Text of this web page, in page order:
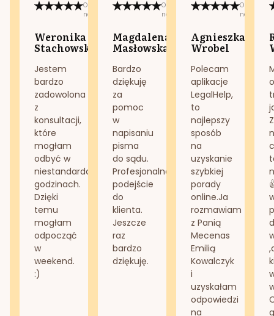
Opublikowano
na:
Weronika
Stachowska
Jestem
bardzo
zadowolona
z
konsultacji,
które
mogłam
odbyć w
niestandardowych
godzinach.
Dzięki
temu
mogłam
odpocząć
w
weekend.
:)
Opublikowano
na:
Magdalena
Masłowska
Bardzo
dziękuję
za
pomoc
w
napisaniu
pisma
do sądu.
Profesjonalne
podejście
do
klienta.
Jeszcze
raz
bardzo
dziękuję.
na:
Agnieszka
Wrobel
Polecam
aplikacje
LegalHelp,
to
najlepszy
sposób
na
uzyskanie
szybkiej
porady
online.Ja
rozmawiam
z Panią
Mecenas
Emilią
Kowalczyk
i
uzyskałam
odpowiedzi
na